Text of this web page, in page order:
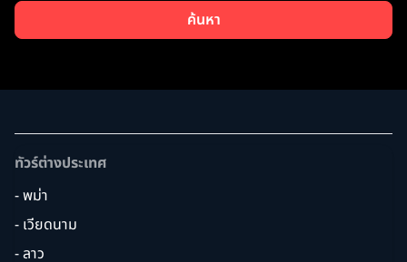
ค้นหา
ทัวร์ต่างประเทศ
- พม่า
- เวียดนาม
- ลาว